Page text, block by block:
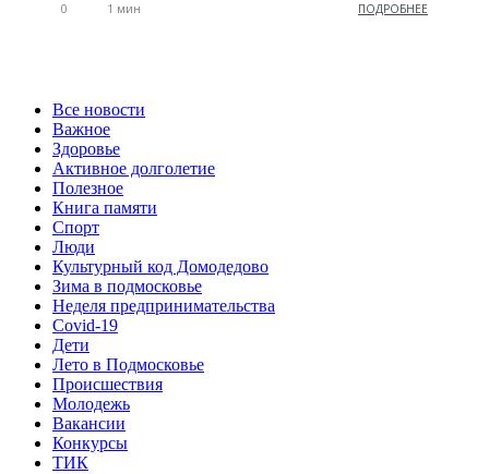
0 1 мин ПОДРОБНЕЕ
Все новости
Важное
Здоровье
Активное долголетие
Полезное
Книга памяти
Спорт
Люди
Культурный код Домодедово
Зима в подмосковье
Неделя предпринимательства
Covid-19
Дети
Лето в Подмосковье
Происшествия
Молодежь
Вакансии
Конкурсы
ТИК